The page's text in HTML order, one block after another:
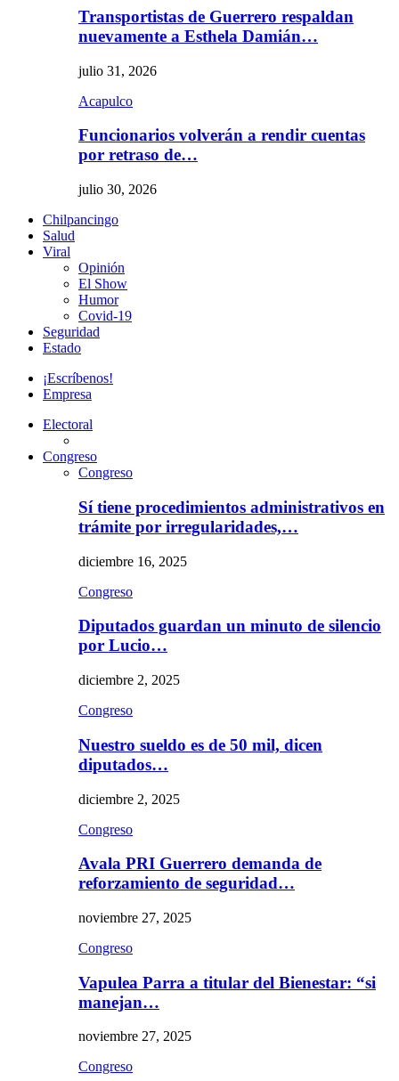
Transportistas de Guerrero respaldan
nuevamente a Esthela Damián…
julio 31, 2026
Acapulco
Funcionarios volverán a rendir cuentas
por retraso de…
julio 30, 2026
Chilpancingo
Salud
Viral
Opinión
El Show
Humor
Covid-19
Seguridad
Estado
¡Escríbenos!
Empresa
Electoral
Congreso
Congreso
Sí tiene procedimientos administrativos en
trámite por irregularidades,…
diciembre 16, 2025
Congreso
Diputados guardan un minuto de silencio
por Lucio…
diciembre 2, 2025
Congreso
Nuestro sueldo es de 50 mil, dicen
diputados…
diciembre 2, 2025
Congreso
Avala PRI Guerrero demanda de
reforzamiento de seguridad…
noviembre 27, 2025
Congreso
Vapulea Parra a titular del Bienestar: “si
manejan…
noviembre 27, 2025
Congreso